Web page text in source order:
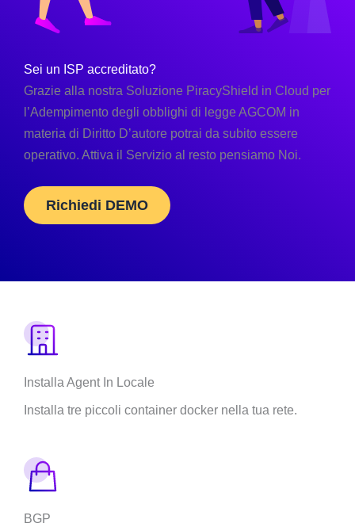
Sei un ISP accreditato?
Grazie alla nostra Soluzione PiracyShield in Cloud per
l’Adempimento degli obblighi di legge AGCOM in
materia di Diritto D’autore potrai da subito essere
operativo. Attiva il Servizio al resto pensiamo Noi.
Richiedi DEMO
Installa Agent In Locale
Installa tre piccoli container docker nella tua rete.
BGP